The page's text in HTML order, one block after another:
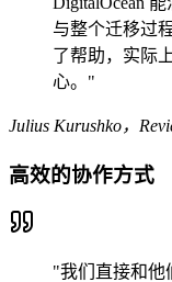
与整个迁移过
了帮助，实际
心。"
Julius Kurushko，
高效的协作方式
"我们直接和他